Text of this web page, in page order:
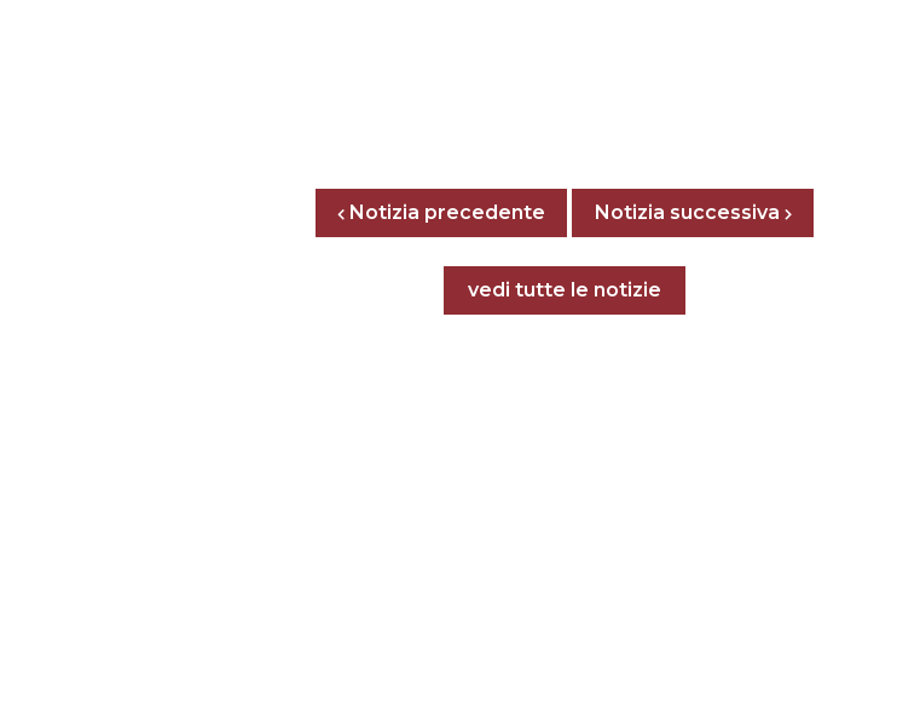
Posts
Notizia precedente Previous page
Next page
Notizia successiva
Tutte le notizie
vedi tutte le notizie